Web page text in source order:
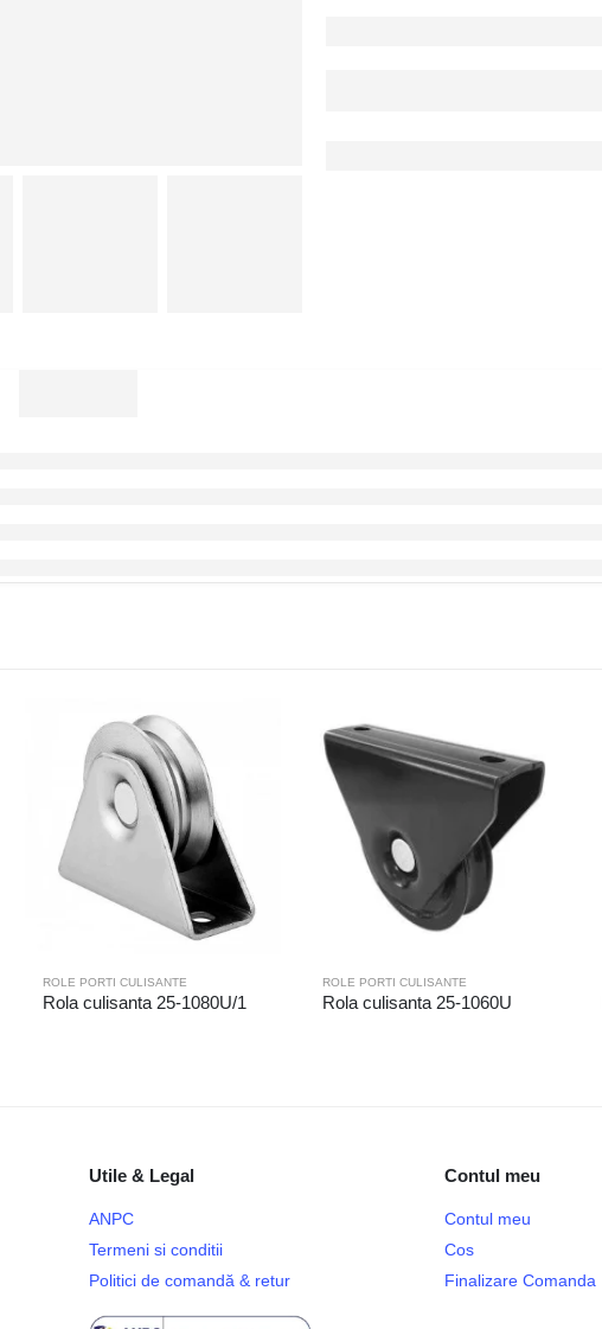
ROLE PORTI CULISANTE
Rola culisanta 25-1080U/1
ROLE PORTI CULISANTE
Rola culisanta 25-1060U
Utile & Legal
ANPC
Termeni si conditii
Politici de comandă & retur
Contul meu
Contul meu
Cos
Finalizare Comanda